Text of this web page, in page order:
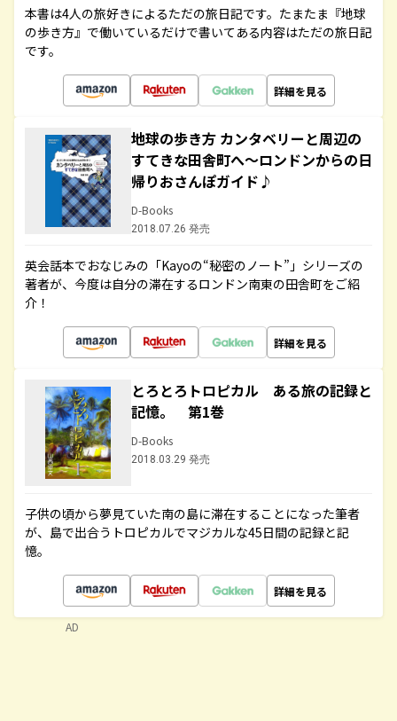
本書は4人の旅好きによるただの旅日記です。たまたま『地球
の歩き方』で働いているだけで書いてある内容はただの旅日記
です。
詳細を見る
地球の歩き方 カンタベリーと周辺の
すてきな田舎町へ～ロンドンからの日
帰りおさんぽガイド♪
D-Books
2018.07.26 発売
英会話本でおなじみの「Kayoの“秘密のノート”」シリーズの
著者が、今度は自分の滞在するロンドン南東の田舎町をご紹
介！
詳細を見る
とろとろトロピカル ある旅の記録と
記憶。 第1巻
D-Books
2018.03.29 発売
子供の頃から夢見ていた南の島に滞在することになった筆者
が、島で出合うトロピカルでマジカルな45日間の記録と記
憶。
詳細を見る
AD